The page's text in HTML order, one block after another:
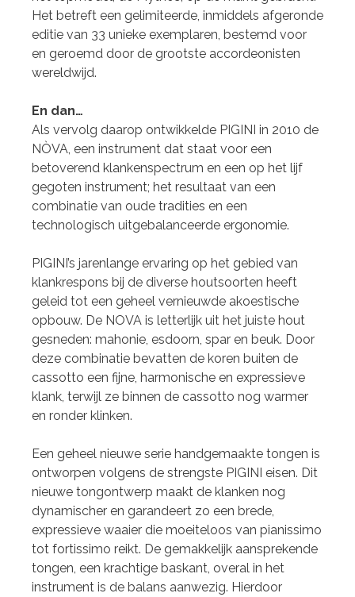
Het betreft een gelimiteerde, inmiddels afgeronde
editie van 33 unieke exemplaren, bestemd voor
en geroemd door de grootste accordeonisten
wereldwijd.
En dan…
Als vervolg daarop ontwikkelde PIGINI in 2010 de
NÒVA, een instrument dat staat voor een
betoverend klankenspectrum en een op het lijf
gegoten instrument; het resultaat van een
combinatie van oude tradities en een
technologisch uitgebalanceerde ergonomie.
PIGINI’s jarenlange ervaring op het gebied van
klankrespons bij de diverse houtsoorten heeft
geleid tot een geheel vernieuwde akoestische
opbouw. De NOVA is letterlijk uit het juiste hout
gesneden: mahonie, esdoorn, spar en beuk. Door
deze combinatie bevatten de koren buiten de
cassotto een fijne, harmonische en expressieve
klank, terwijl ze binnen de cassotto nog warmer
en ronder klinken.
Een geheel nieuwe serie handgemaakte tongen is
ontworpen volgens de strengste PIGINI eisen. Dit
nieuwe tongontwerp maakt de klanken nog
dynamischer en garandeert zo een brede,
expressieve waaier die moeiteloos van pianissimo
tot fortissimo reikt. De gemakkelijk aansprekende
tongen, een krachtige baskant, overal in het
instrument is de balans aanwezig. Hierdoor